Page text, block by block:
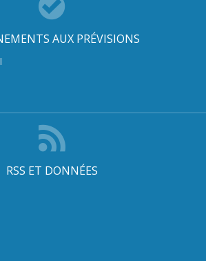
AUX PRÉVISIONS
RSS ET DONNÉES